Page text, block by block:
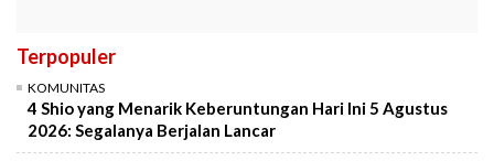
Terpopuler
KOMUNITAS
4 Shio yang Menarik Keberuntungan Hari Ini 5 Agustus
2026: Segalanya Berjalan Lancar